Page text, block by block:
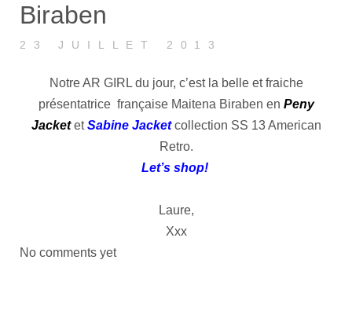
Biraben
23 JUILLET 2013
Notre AR GIRL du jour, c’est la belle et fraiche
présentatrice française Maitena Biraben en Peny
JacketetSabine Jacketcollection SS 13 American
Retro.
Let’s shop!
Laure,
Xxx
No comments yet